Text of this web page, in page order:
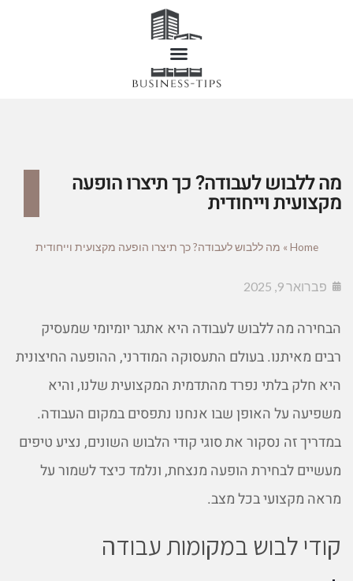
מה ללבוש לעבודה? כך תיצרו הופעה
מקצועית וייחודית
Home
» מה ללבוש לעבודה? כך תיצרו הופעה מקצועית וייחודית
פברואר 9, 2025
הבחירה מה ללבוש לעבודה היא אתגר יומיומי שמעסיק
רבים מאיתנו. בעולם התעסוקה המודרני, ההופעה החיצונית
היא חלק בלתי נפרד מהתדמית המקצועית שלנו, והיא
משפיעה על האופן שבו אנחנו נתפסים במקום העבודה.
במדריך זה נסקור את סוגי קודי הלבוש השונים, נציע טיפים
מעשיים לבחירת הופעה מנצחת, ונלמד כיצד לשמור על
מראה מקצועי בכל מצב.
קודי לבוש במקומות עבודה